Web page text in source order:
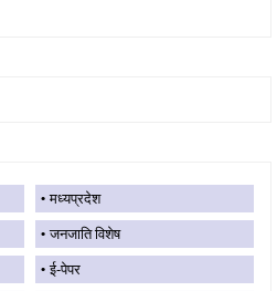
मध्यप्रदेश
जनजाति विशेष
ई-पेपर